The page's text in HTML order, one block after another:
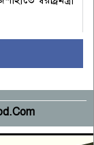
অস্বীকার
প্রকাশের